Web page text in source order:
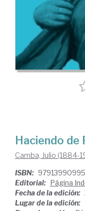
Haciendo de
Camba, Julio (1884-
ISBN:
Editorial: Página
Fecha de la edición:
Lugar de la edición: